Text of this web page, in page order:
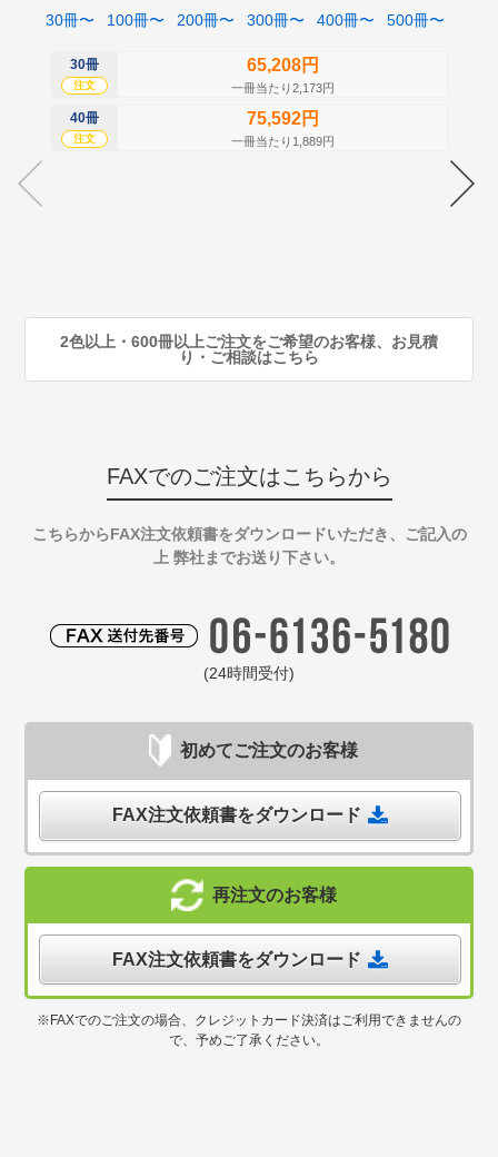
30冊〜 100冊〜 200冊〜 300冊〜 400冊〜 500冊〜
30冊
注文
65,208円
一冊当たり2,173円
40冊
注文
75,592円
一冊当たり1,889円
2色以上・600冊以上ご注文をご希望のお客様、お見積
り・ご相談はこちら
FAXでのご注文はこちらから
こちらからFAX注文依頼書をダウンロードいただき、ご記入の
上 弊社までお送り下さい。
(24時間受付)
初めてご注文のお客様
FAX注文依頼書をダウンロード
再注文のお客様
FAX注文依頼書をダウンロード
※FAXでのご注文の場合、クレジットカード決済はご利用できませんの
で、予めご了承ください。